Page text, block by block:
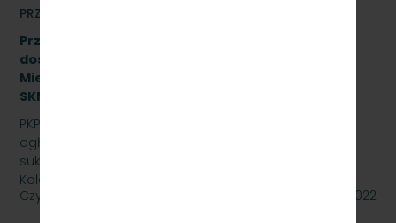
PRZETARGI
Przetarg nieograniczony na zakup i sukcesywne
dostawy olejów i smarów dla PKP Szybka Kolej
Miejska w Trójmieście Sp. z o.o., znak:
SKMMU.086.44.22.
PKP SZYBKA KOLEJ MIEJSKA W TRÓJMIEŚCIE Sp. z o.o.
ogłasza przetarg nieograniczony na zakup i
sukcesywne dostawy olejów i smarów dla PKP Szybka
Kolej…
Czytaj dalej
29 lipca 2022